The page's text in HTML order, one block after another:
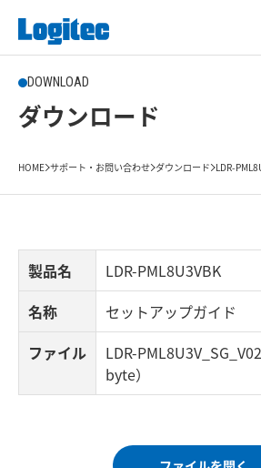
DOWNLOAD
ダウンロード
HOME サポート・お問い合わせ ダウンロード LDR-
製品名
LDR-PML8U3VBK
名称
セットアップガイド
ファイル
LDR-
byte）